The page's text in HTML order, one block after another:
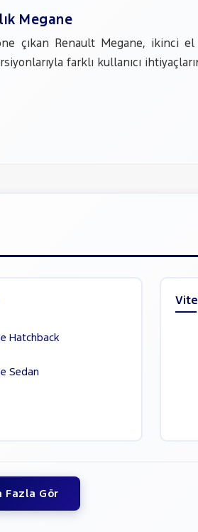
Megane
çıkan Renault Megane, ikinci
farklı kullanıcı
Hatchback
Sedan
Fazla Gör